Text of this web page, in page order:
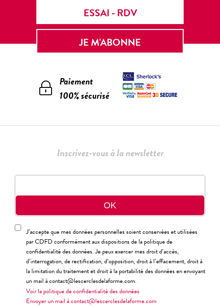
ESSAI - RDV
JE M'ABONNE
Paiement
100% sécurisé
Inscrivez-vous à la newsletter
J’accepte que mes données personnelles soient conservées et utilisées
par CDFD conformément aux dispositions de la politique de
confidentialité des données. Je peux exercer mes droit d’accès,
d’interrogation, de rectification, d’opposition, droit à l’effacement, droit à
la limitation du traitement et droit à la portabilité des données en envoyant
un mail à contact@lescerclesdelaforme.com.
Voir la politique de confidentialité des données
Envoyer un mail à contact@lescerclesdelaforme.com